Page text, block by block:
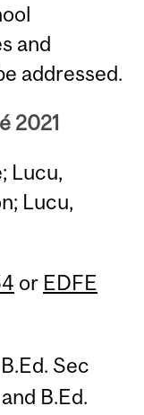
and
addressed.
2021
Lucu,
Lucu,
or EDFE
Sec
B.Ed.